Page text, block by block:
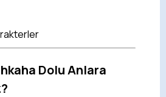
Dolu Anlara